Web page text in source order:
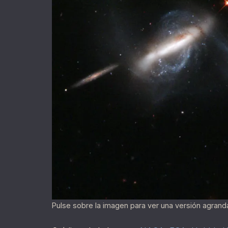
Pulse sobre la imagen para ver una versión